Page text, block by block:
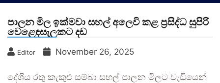
පාලන මිල ඉක්මවා සහල් අලෙවි කළ ප්‍රසිද්ධ සුපිරි
වෙළෙඳසැලකට දඩ
Editor November 26, 2025
දේශිය රතු කැකුළු සම්බා සහල් පාලන මිලට වැඩියෙන්